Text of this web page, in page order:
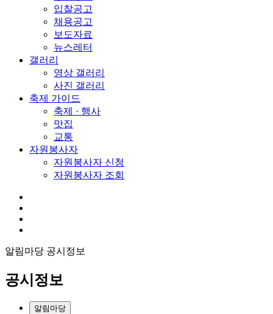
입찰공고
채용공고
보도자료
뉴스레터
갤러리
영상 갤러리
사진 갤러리
축제 가이드
축제 · 행사
맛집
교통
자원봉사자
자원봉사자 신청
자원봉사자 조회
알림마당 공시정보
공시정보
알림마당